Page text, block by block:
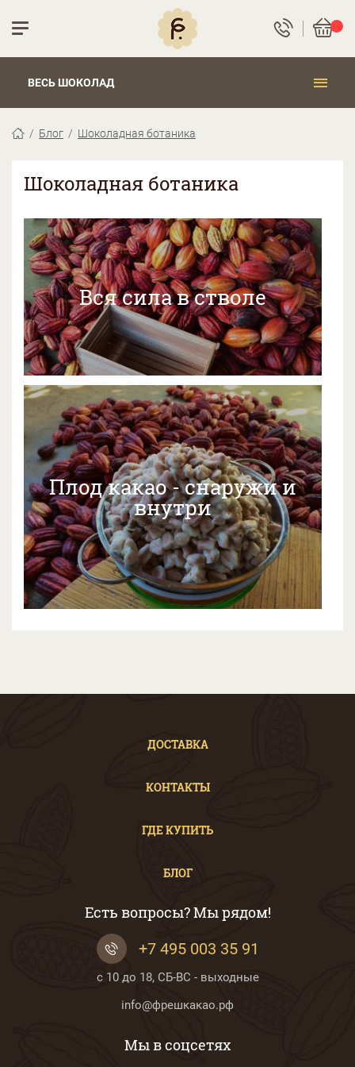
ВЕСЬ ШОКОЛАД
Блог Шоколадная ботаника
Шоколадная ботаника
Вся сила в стволе
Плод какао - снаружи и
внутри
ДОСТАВКА
КОНТАКТЫ
ГДЕ КУПИТЬ
БЛОГ
Есть вопросы? Мы рядом!
+7 495 003 35 91
с 10 до 18, СБ-ВС - выходные
info@фрешкакао.рф
Мы в соцсетях